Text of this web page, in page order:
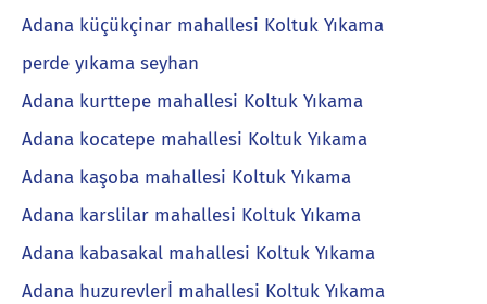
Adana küçükçinar mahallesi Koltuk Yıkama
perde yıkama seyhan
Adana kurttepe mahallesi Koltuk Yıkama
Adana kocatepe mahallesi Koltuk Yıkama
Adana kaşoba mahallesi Koltuk Yıkama
Adana karslilar mahallesi Koltuk Yıkama
Adana kabasakal mahallesi Koltuk Yıkama
Adana huzurevlerİ mahallesi Koltuk Yıkama